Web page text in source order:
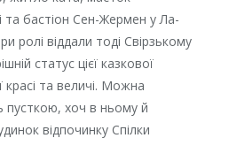
та бастіон Сен-Жермен у Ла-
ролі віддали тоді Свірзькому
статус цієї казкової
красі та величі. Можна
пусткою, хоч в ньому й
відпочинку Спілки